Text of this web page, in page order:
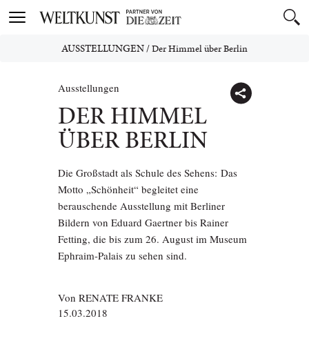
Toggle
AUSSTELLUNGEN/Der Himmel über Berlin
Ausstellungen
DER HIMMEL
ÜBER BERLIN
Die Großstadt als Schule des Sehens: Das
Motto „Schönheit“ begleitet eine
berauschende Ausstellung mit Berliner
Bildern von Eduard Gaertner bis Rainer
Fetting, die bis zum 26. August im Museum
Ephraim-Palais zu sehen sind.
Von RENATE FRANKE
15.03.2018